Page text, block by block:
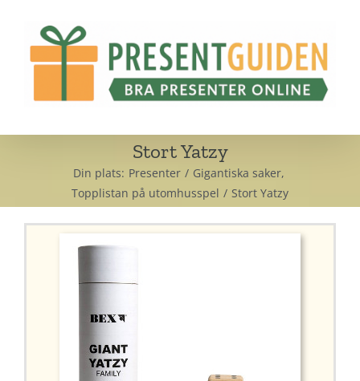
Stort Yatzy
Din plats: Presenter
Gigantiska saker
Topplistan på utomhusspel
Stort Yatzy